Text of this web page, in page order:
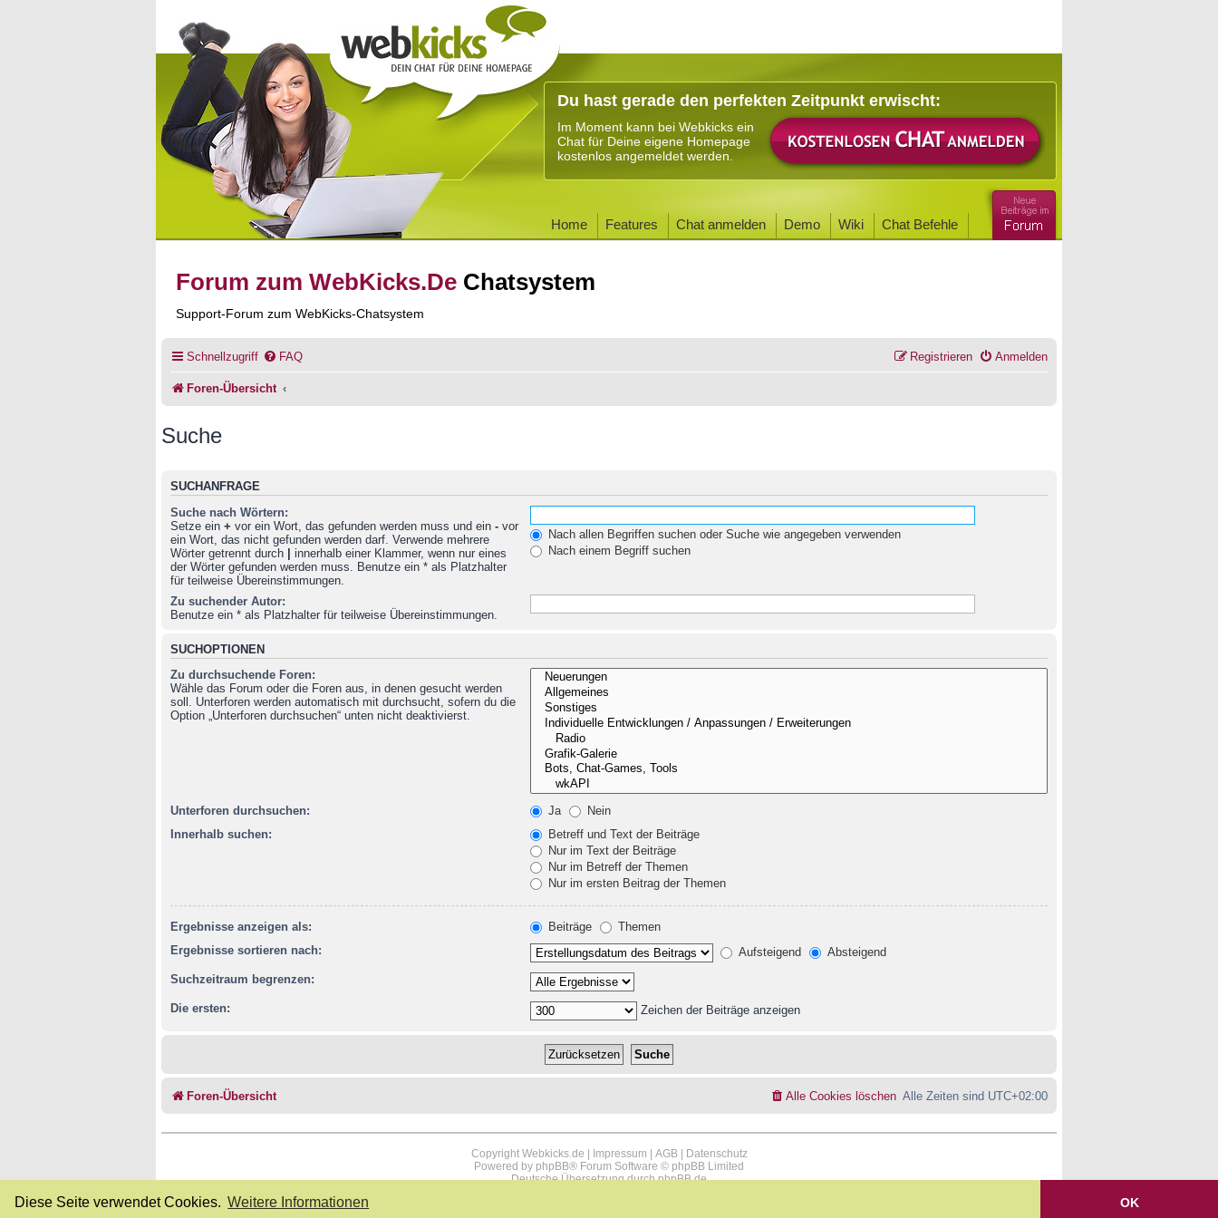
Diese Seite verwendet Cookies. Weitere Informationen OK
Du hast gerade den perfekten Zeitpunkt erwischt:
Im Moment kann bei Webkicks ein
Chat für Deine eigene Homepage
kostenlos angemeldet werden.
Home Features Chat anmelden Demo Wiki Chat Befehle
Forum zum WebKicks.De Chatsystem
Support-Forum zum WebKicks-Chatsystem
Schnellzugriff FAQ Anmelden
Registrieren
Foren-Übersicht
Suche
SUCHANFRAGE
Suche nach Wörtern:
Setze ein + vor ein Wort, das gefunden werden muss und ein - vor
ein Wort, das nicht gefunden werden darf. Verwende mehrere
Wörter getrennt durch
innerhalb einer Klammer, wenn nur eines
der Wörter gefunden werden muss. Benutze ein * als Platzhalter
für teilweise Übereinstimmungen.
Nach allen Begriffen suchen oder Suche wie angegeben verwenden
Nach einem Begriff suchen
Zu suchender Autor:
Benutze ein * als Platzhalter für teilweise Übereinstimmungen.
SUCHOPTIONEN
Zu durchsuchende Foren:
Wähle das Forum oder die Foren aus, in denen gesucht werden
soll. Unterforen werden automatisch mit durchsucht, sofern du die
Option „Unterforen durchsuchen“ unten nicht deaktivierst.
Unterforen durchsuchen: Ja
Nein
Innerhalb suchen:
Betreff und Text der Beiträge
Nur im Text der Beiträge
Nur im Betreff der Themen
Nur im ersten Beitrag der Themen
Ergebnisse anzeigen als: Beiträge
Themen
Ergebnisse sortieren nach:
Aufsteigend Absteigend
Suchzeitraum begrenzen:
Die ersten: Zeichen der Beiträge anzeigen
Foren-Übersicht Alle Zeiten sind UTC+02:00
Alle Cookies löschen
Copyright Webkicks.de | Impressum AGB|
Datenschutz
Powered by phpBB® Forum Software © phpBB Limited
Deutsche Übersetzung durchphpBB.de